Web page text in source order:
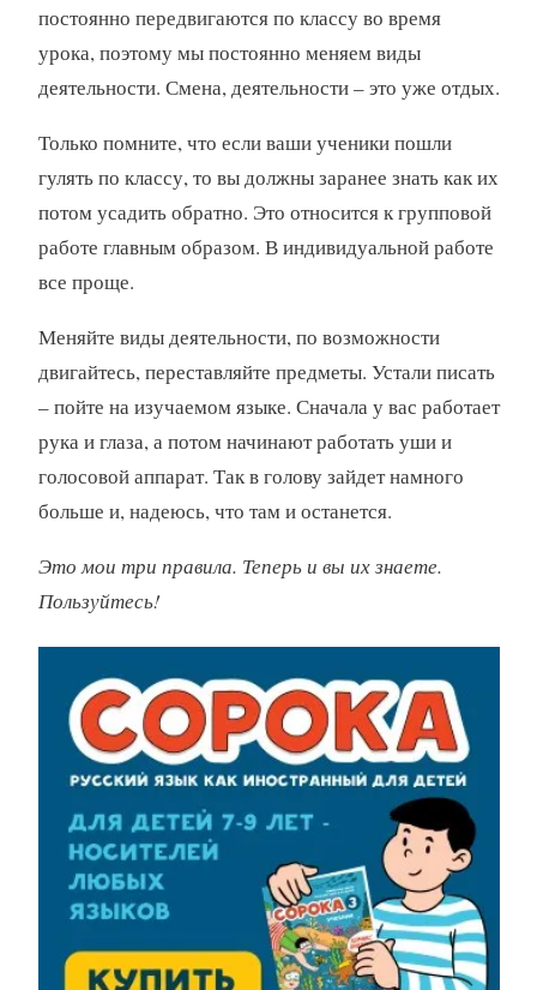
постоянно передвигаются по классу во время
урока, поэтому мы постоянно меняем виды
деятельности. Смена, деятельности – это уже отдых.
Только помните, что если ваши ученики пошли
гулять по классу, то вы должны заранее знать как их
потом усадить обратно. Это относится к групповой
работе главным образом. В индивидуальной работе
все проще.
Меняйте виды деятельности, по возможности
двигайтесь, переставляйте предметы. Устали писать
– пойте на изучаемом языке. Сначала у вас работает
рука и глаза, а потом начинают работать уши и
голосовой аппарат. Так в голову зайдет намного
больше и, надеюсь, что там и останется.
Это мои три правила. Теперь и вы их знаете.
Пользуйтесь!